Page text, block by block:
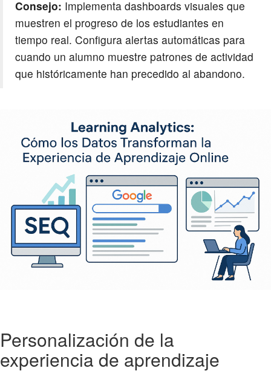
Consejo: Implementa dashboards visuales que
muestren el progreso de los estudiantes en
tiempo real. Configura alertas automáticas para
cuando un alumno muestre patrones de actividad
que históricamente han precedido al abandono.
Personalización de la
experiencia de aprendizaje